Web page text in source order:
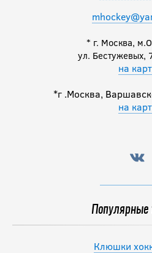
* г. Москва,
ул. Бестужевых,
на
*г .Москва,
на
Популярные
Клюшки